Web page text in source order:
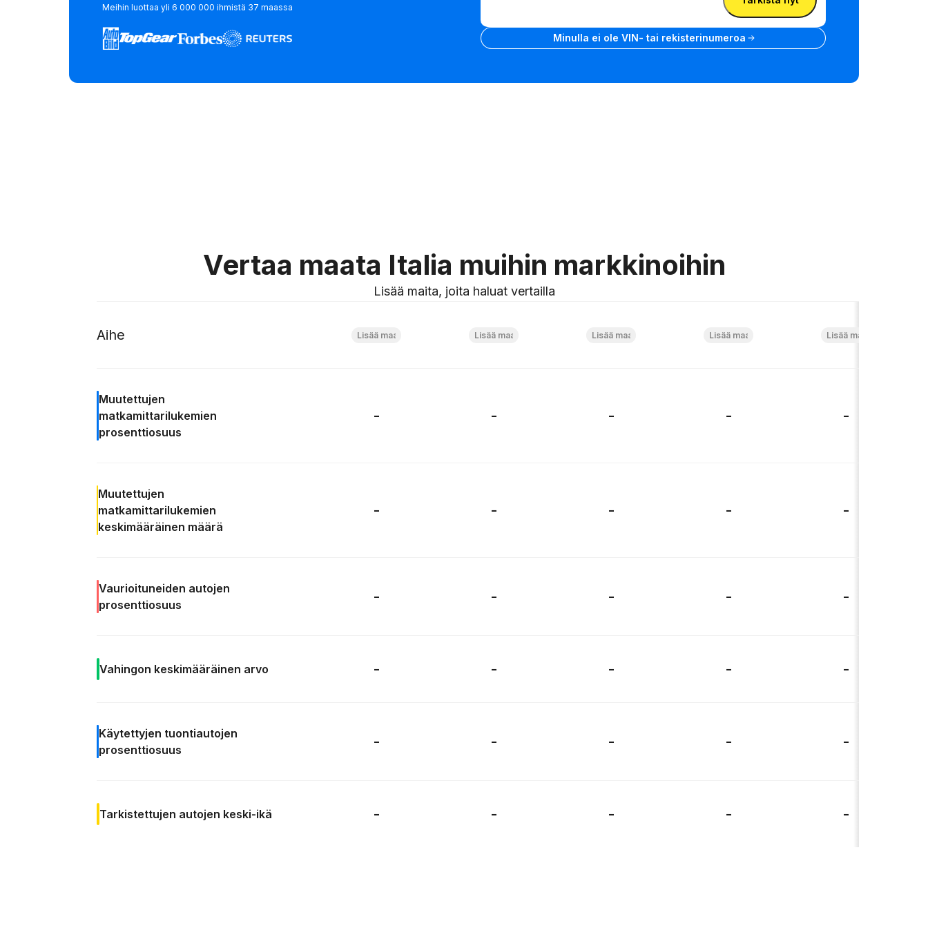
Meihin luottaa yli 6 000 000 ihmistä 37 maassa
Syötä VIN
Minulla ei ole VIN- tai rekisterinumeroa
Vertaa maata Italia muihin markkinoihin
Lisää maita, joita haluat vertailla
Aihe
Muutettujen
matkamittarilukemien
prosenttiosuus
- - - - -
Muutettujen
matkamittarilukemien
keskimääräinen määrä
- - - - -
Vaurioituneiden autojen
prosenttiosuus
- - - - -
Vahingon keskimääräinen arvo - - - - -
Käytettyjen tuontiautojen
prosenttiosuus
- - - - -
Tarkistettujen autojen keski-ikä - - - - -